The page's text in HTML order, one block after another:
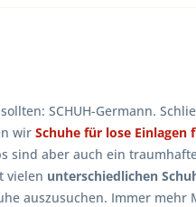
SCHUH-Germann.
wir Schuhe für lose Einlagen
sind aber auch ein
vielen unterschiedlichen
auszusuchen. Immer